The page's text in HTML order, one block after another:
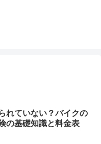
れていない？バイクの
の基礎知識と料金表